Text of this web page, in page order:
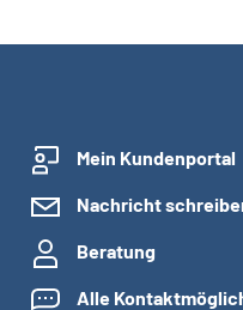
Mein Kundenportal
Nachricht
Beratung
Alle